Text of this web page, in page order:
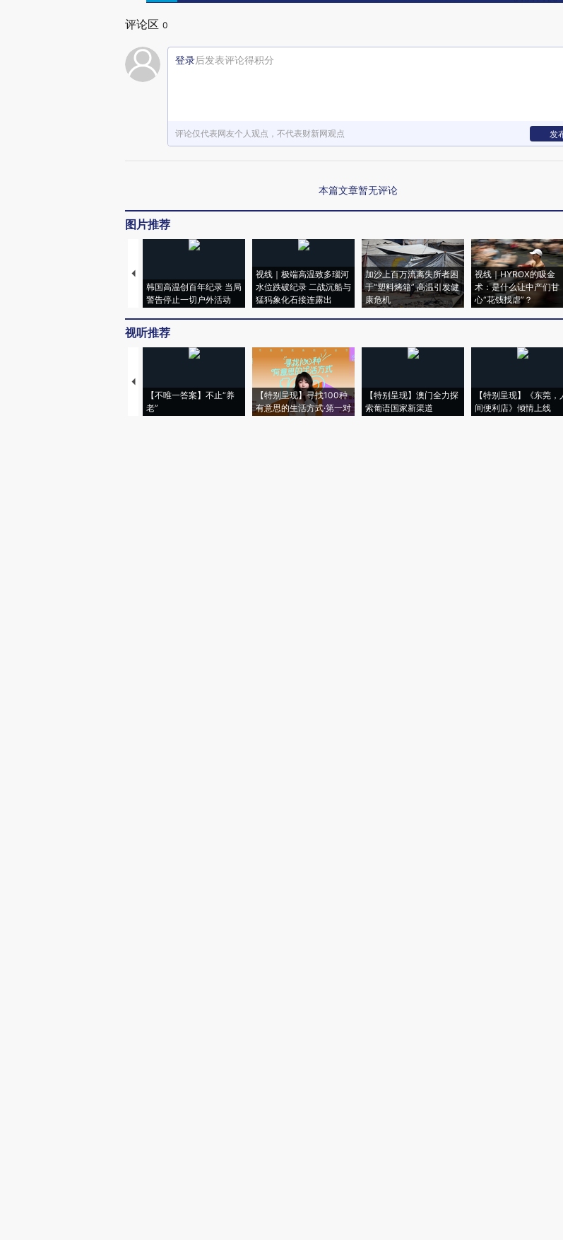
评论区 0
登录后发表评论得积分
评论仅代表网友个人观点，不代表财新网观点 发
本篇文章暂无评论
图片推荐
韩国高温创百年纪录 当局
警告停止一切户外活动
视线｜极端高温致多瑙河
水位跌破纪录 二战沉船与
猛犸象化石接连露出
加沙上百万流离失所者困
于“塑料烤箱” 高温引发健
康危机
视线｜HYROX的吸金
术：是什么让中产们甘
心“花钱找虐”？
视听推荐
【不唯一答案】不止“养
老”
【特别呈现】寻找100种
有意思的生活方式·第一对
【特别呈现】澳门全力探
索葡语国家新渠道
【特别呈现】《东莞，
间便利店》倾情上线